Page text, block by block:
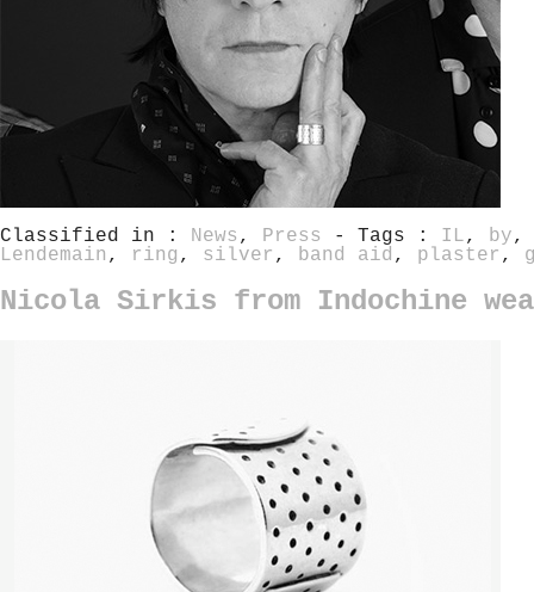
Classified in : News , Press - Tags : IL, by
Lendemain , ring , silver , band aid , plaster ,
Nicola Sirkis from Indochine